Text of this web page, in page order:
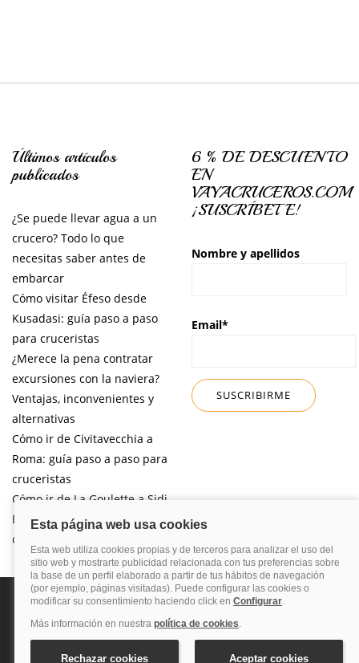
Últimos artículos
publicados
¿Se puede llevar agua a un
crucero? Todo lo que
necesitas saber antes de
embarcar
Cómo visitar Éfeso desde
Kusadasi: guía paso a paso
para cruceristas
¿Merece la pena contratar
excursiones con la naviera?
Ventajas, inconvenientes y
alternativas
Cómo ir de Civitavecchia a
Roma: guía paso a paso para
cruceristas
Cómo ir de La Goulette a Sidi
Bou Said por libre desde tu
crucero
6 % DE DESCUENTO
EN
VAYACRUCEROS.COM
¡SUSCRÍBETE!
Nombre y apellidos
Email*
Política de cookies
© 2026 Blog Cruceros – Guía de cruceros. Todos los derechos reservados.